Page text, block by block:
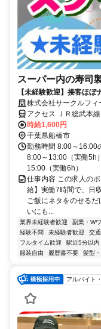
スーパー内の寿司
【未経験歓迎】接客ほ
支給｜若手～シニアまで
株式会社サークルフィ
アクセス ＪＲ総武本
時給1,600円
千葉県船橋市
勤務時間 8:00～16:00
8:00～13:00（実働5h
15:00（実働6h）
仕事内容 この求人の
給】実働7時間で、日
ご飯にネタをのせる
いにも...
業界未経験者歓迎 副業・W
経験不問
未経験者歓迎 交
フルタイム歓迎
駅近5分以内
服装自由
履歴書不要 髪型
アルバイト